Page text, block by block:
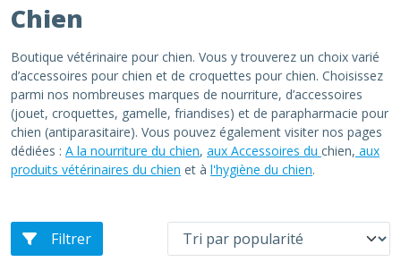
Chien
Boutique vétérinaire pour chien. Vous y trouverez un choix varié
d’accessoires pour chien et de croquettes pour chien. Choisissez
parmi nos nombreuses marques de nourriture, d’accessoires
(jouet, croquettes, gamelle, friandises) et de parapharmacie pour
chien (antiparasitaire). Vous pouvez également visiter nos pages
dédiées : A la nourriture du chien, aux Accessoires du chien, aux
produits vétérinaires du chien et à l'hygiène du chien.
Filtrer